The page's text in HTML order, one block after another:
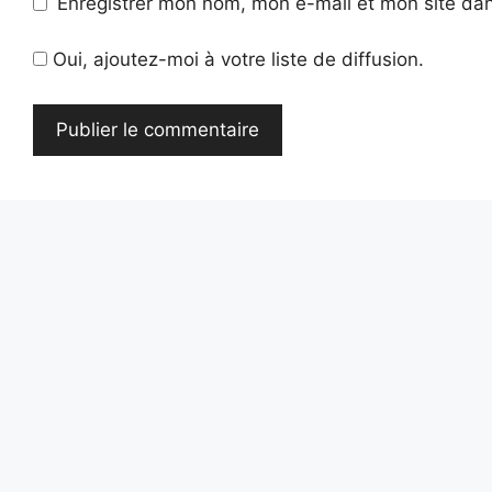
Oui, ajoutez-moi à votre liste de diffusion.